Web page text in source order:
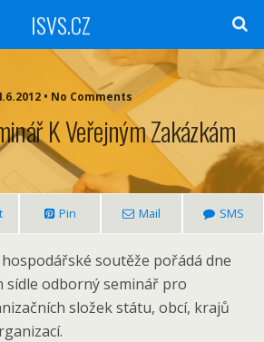
ISVS.CZ
14.6.2012 • No Comments
K Veřejným Zakázkám
Pin Mail SMS
soutěže pořádá dne
sídle odborný seminář pro
složek státu, obcí, krajů